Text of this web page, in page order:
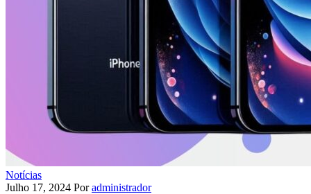
Notícias
Julho 17, 2024 Por administrador